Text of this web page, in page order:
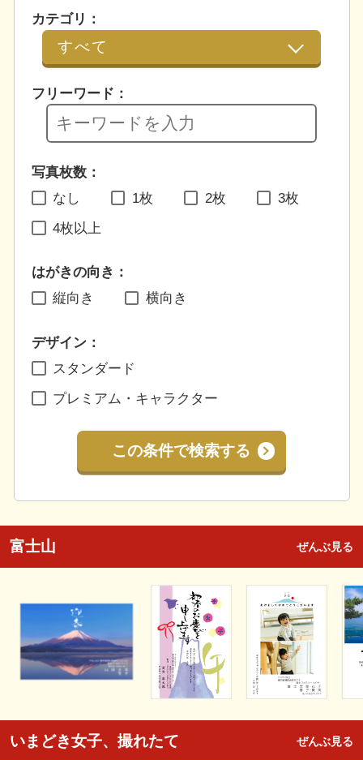
カテゴリ：
フリーワード：
写真枚数：
なし
1枚 2枚 3枚
4枚以上
はがきの向き：
縦向き
横向き
デザイン：
スタンダード
プレミアム・キャラクター
この条件で検索する
富士山 ぜんぶ見る
いまどき女子、撮れたて ぜんぶ見る